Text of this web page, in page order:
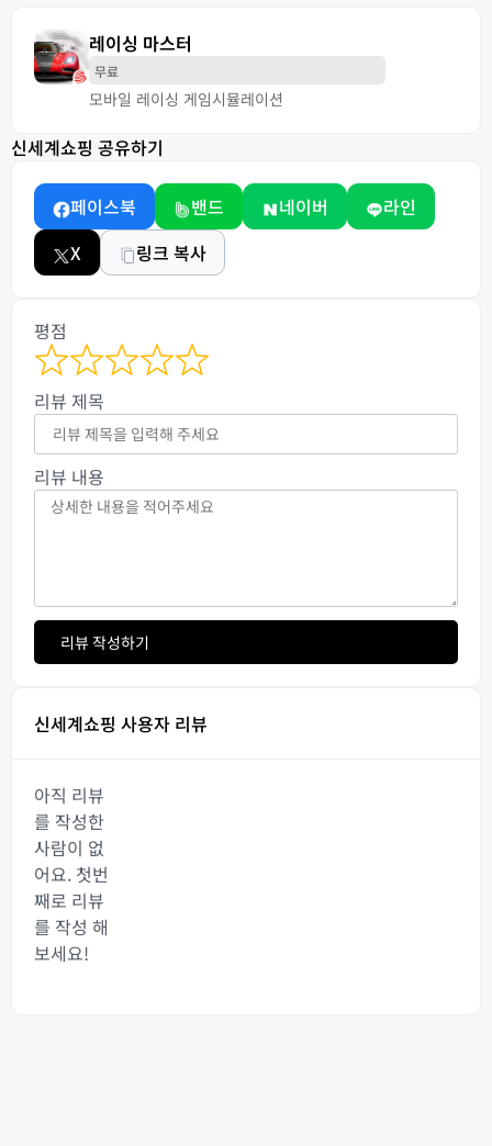
레이싱 마스터
무료
모바일 레이싱 게임시뮬레이션
신세계쇼핑 공유하기
페이스북 밴드 네이버
라인
X
링크 복사
평점
리뷰 제목
리뷰 내용
리뷰 작성하기
신세계쇼핑 사용자 리뷰
아직 리뷰
를 작성한
사람이 없
어요. 첫번
째로 리뷰
를 작성 해
보세요!